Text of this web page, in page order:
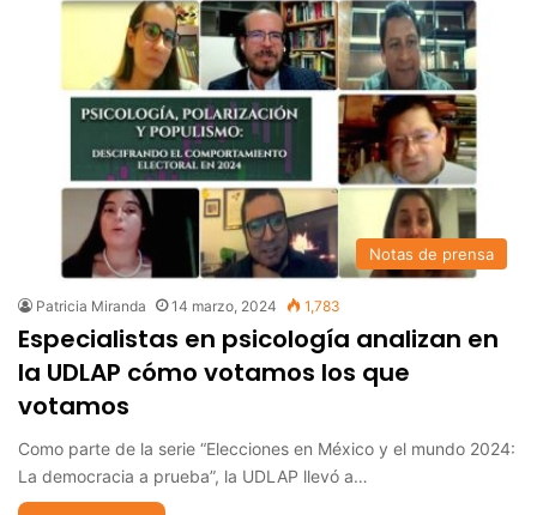
Notas de prensa
Patricia Miranda 14 marzo, 2024 1,783
Especialistas en psicología analizan en
la UDLAP cómo votamos los que
votamos
Como parte de la serie “Elecciones en México y el mundo 2024:
La democracia a prueba”, la UDLAP llevó a…